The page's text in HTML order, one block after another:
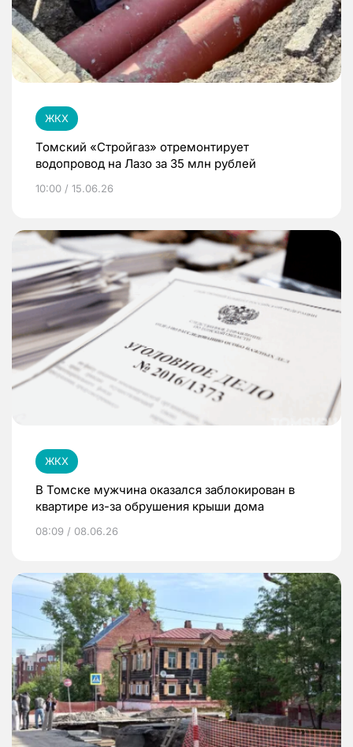
ЖКХ
Томский «Стройгаз» отремонтирует
водопровод на Лазо за 35 млн рублей
10:00 / 15.06.26
ЖКХ
В Томске мужчина оказался заблокирован в
квартире из-за обрушения крыши дома
08:09 / 08.06.26